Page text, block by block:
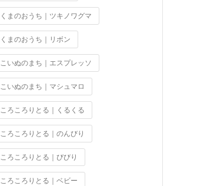
くまのおうち｜ツキノワグマ
くまのおうち｜リボン
こいぬのまち｜エスプレッソ
こいぬのまち｜マシュマロ
ころころりとる｜くるくる
ころころりとる｜のんびり
ころころりとる｜びびり
ころころりとる｜ベビー